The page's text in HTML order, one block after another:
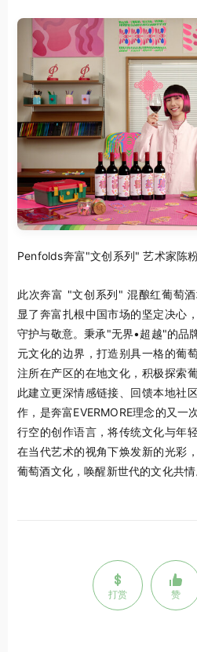
Penfolds奔富"文创系列" 艺术家陈
此次奔富 "文创系列" 混酿红葡萄
显了奔富扎根中国市场的坚定决心
守护与敬意。秉承"无界•超越"的品
元文化的边界，打造别具一格的葡
注所在产区的在地文化，积极探索
此建立更深情感链接、回馈本地社
作，是奔富EVERMORE理念的又一
行空的创作语言，将传统文化与年
在当代艺术的视角下焕发新的光彩
葡萄酒文化，唤醒新世代的文化共情
打赏 赞